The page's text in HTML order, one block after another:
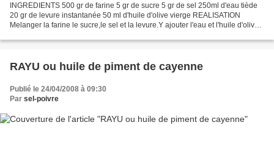
INGREDIENTS 500 gr de farine 5 gr de sucre 5 gr de sel 250ml d'eau tiède
20 gr de levure instantanée 50 ml d'huile d'olive vierge REALISATION
Melanger la farine le sucre,le sel et la levure.Y ajouter l'eau et l'huile d'olive.
RAYU ou huile de piment de cayenne
Publié le 24/04/2008 à 09:30
Par sel-poivre